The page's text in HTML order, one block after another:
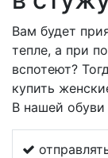
Вам будет
тепле, а при
вспотеют?
купить
В нашей